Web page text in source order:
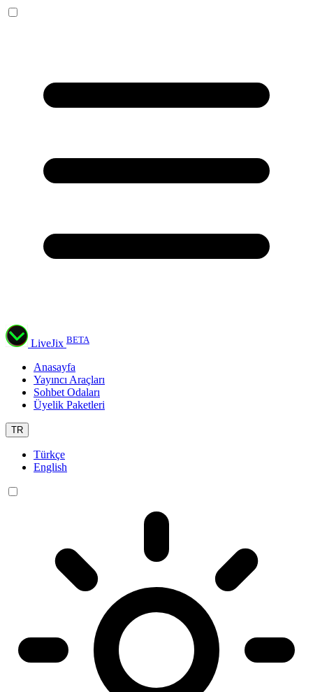
LiveJix BETA
Anasayfa
Yayıncı Araçları
Sohbet Odaları
Üyelik Paketleri
TR
Türkçe
English